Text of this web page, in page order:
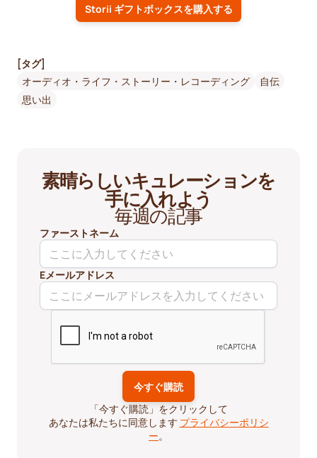
Storii ギフトボックスを購入する
[タグ]
オーディオ・ライフ・ストーリー・レコーディング
自伝
思い出
素晴らしいキュレーションを
手に入れよう
毎週の記事
ファーストネーム
Eメールアドレス
「今すぐ購読」をクリックして
あなたは私たちに同意します プライバシーポリシ
ー。